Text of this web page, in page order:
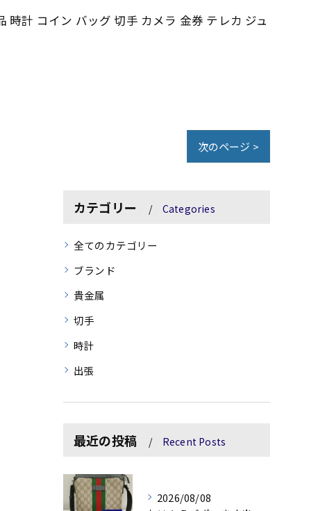
計 コイン バッグ 切手 カメラ 金券 テレカ ジュ
次のページ >
カテゴリー Categories
全てのカテゴリー
ブランド
貴金属
切手
時計
出張
最近の投稿 Recent Posts
2026/08/08